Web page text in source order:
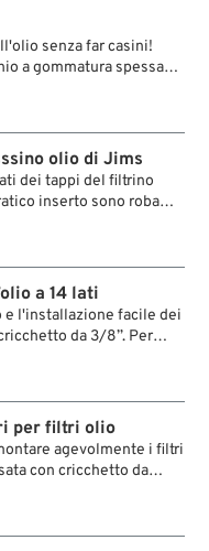
senza far casini!
a gommatura spessa
fare un imbuto o una
per far defluire
o dalle ricezioni
raggiungibili, al
di occhiello per
Facile da pulire.
olio di Jims
dei tappi del filtrino
inserto sono roba
può farne a meno.
a 14 lati
l'installazione facile dei
da 3/8”. Per
a 14 lati. Per il 1999→
per superare il
motore.
per filtri olio
agevolmente i filtri
con cricchetto da
3/4".